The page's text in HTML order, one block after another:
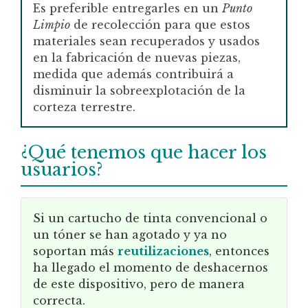
Es preferible entregarles en un Punto
Limpio de recolección para que estos
materiales sean recuperados y usados
en la fabricación de nuevas piezas,
medida que además contribuirá a
disminuir la sobreexplotación de la
corteza terrestre.
¿Qué tenemos que hacer los
usuarios?
Si un cartucho de tinta convencional o
un tóner se han agotado y ya no
soportan más reutilizaciones, entonces
ha llegado el momento de deshacernos
de este dispositivo, pero de manera
correcta.